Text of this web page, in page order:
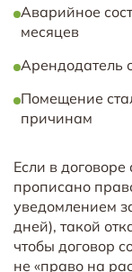
Аварийное
месяцев
Арендодатель
Помещение
причинам
Если в
прописано
уведомлением
дней), такой
чтобы договор
не «право на